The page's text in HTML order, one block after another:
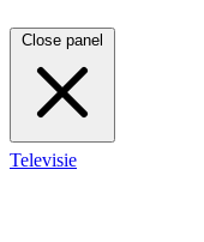
Close panel
Televisie